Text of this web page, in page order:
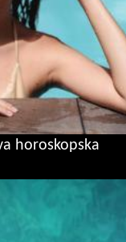
horoskopska